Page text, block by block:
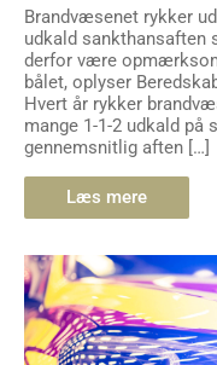
Brandvæsenet rykker
udkald sankthansaften
derfor være
bålet, oplyser
Hvert år rykker
mange 1-1-2 udkald på
gennemsnitlig aften […]
Læs mere